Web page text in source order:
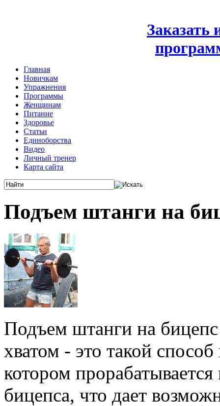
Заказать
Главная
Новичкам
Упражнения
Программы
Женщинам
Питание
Здоровье
Статьи
Единоборства
Видео
Личный тренер
Карта сайта
Подъем штанги на
Подъем штанги на
хватом - это такой
котором
бицепса, что дает